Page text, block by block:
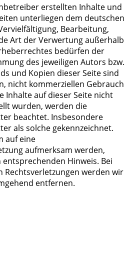
erstellten Inhalte und
unterliegen dem deutschen
Bearbeitung,
Art der Verwertung außerhalb
bedürfen der
des jeweiligen Autors bzw.
und Kopien dieser Seite sind
nicht kommerziellen Gebrauch
Inhalte auf dieser Seite nicht
wurden, werden die
beachtet. Insbesondere
als solche gekennzeichnet.
auf eine
aufmerksam werden,
Hinweis. Bei
Rechtsverletzungen werden wir
entfernen.